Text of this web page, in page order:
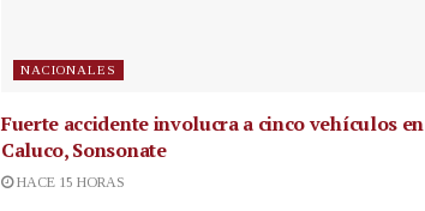
NACIONALES
Fuerte accidente involucra a cinco vehículos en
Caluco, Sonsonate
HACE 15 HORAS